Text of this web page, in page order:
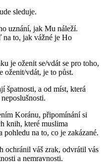
sleduje.
uznání, jak Mu náleží.
na to, jak vážné je Ho
je oženit se/vdát se pro toho,
oženit/vdát, je to půst.
špatnosti, a od míst, která
Koránu, připomínání si
knih, které muslima
pohledu na to, co je zakázané.
ochránil váš zrak, odvrátil vás
a nemravnosti.